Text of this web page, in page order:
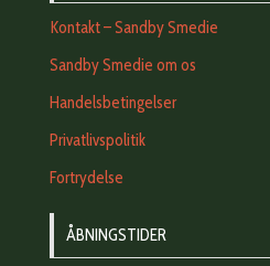
Kontakt – Sandby Smedie
Sandby Smedie om os
Handelsbetingelser
Privatlivspolitik
Fortrydelse
ÅBNINGSTIDER